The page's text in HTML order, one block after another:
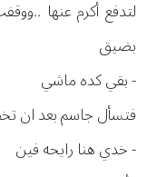
لتدفع أكرم عنها
بضيق
- بقي كده ماشي
فتسأل جاسم بعد ان
- خدي هنا رايحه فين